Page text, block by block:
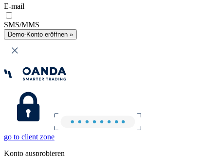
E-mail
SMS/MMS
Demo-Konto eröffnen »
go to client zone
Konto ausprobieren